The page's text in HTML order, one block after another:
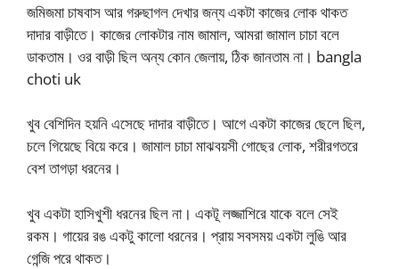
জমিজমা চাষবাস আর গরুছাগল দেখার জন্য একটা কাজের লোক থাকত
দাদার বাড়ীতে। কাজের লোকটার নাম জামাল, আমরা জামাল চাচা বলে
ডাকতাম। ওর বাড়ী ছিল অন্য কোন জেলায়, ঠিক জানতাম না। bangla
choti uk
খুব বেশিদিন হয়নি এসেছে দাদার বাড়ীতে। আগে একটা কাজের ছেলে ছিল,
চলে গিয়েছে বিয়ে করে। জামাল চাচা মাঝবয়সী গোছের লোক, শরীরগতরে
বেশ তাগড়া ধরনের।
খুব একটা হাসিখুশী ধরনের ছিল না। একটূ লজ্জাশিরে যাকে বলে সেই
রকম। গায়ের রঙ একটু কালো ধরনের। প্রায় সবসময় একটা লুঙি আর
গেন্জি পরে থাকত।